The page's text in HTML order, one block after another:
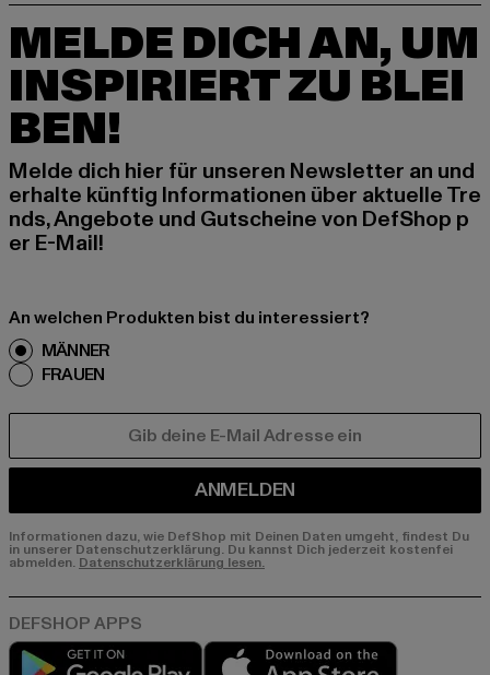
MELDE DICH AN, UM
INSPIRIERT ZU BLEI
BEN!
Melde dich hier für unseren Newsletter an und
erhalte künftig Informationen über aktuelle Tre
nds, Angebote und Gutscheine von DefShop p
er E-Mail!
An welchen Produkten bist du interessiert?
MÄNNER
FRAUEN
ANMELDEN
Informationen dazu, wie DefShop mit Deinen Daten umgeht, findest Du
in unserer Datenschutzerklärung. Du kannst Dich jederzeit kostenfei
abmelden. Datenschutzerklärung lesen.
Play market